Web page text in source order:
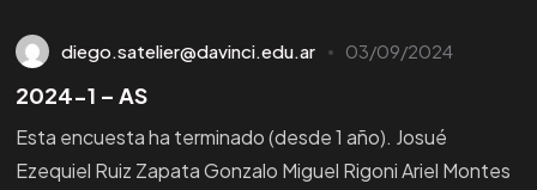
diego.satelier@davinci.edu.ar 03/09/2024
2024-1 – AS
Esta encuesta ha terminado (desde 1 año). Josué
Ezequiel Ruiz Zapata Gonzalo Miguel Rigoni Ariel Montes
¡ HABLEMOS !